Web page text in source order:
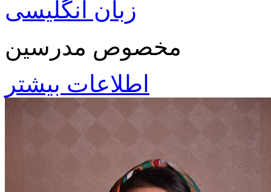
زبان انگلیسی
مخصوص مدرسین
اطلاعات بیشتر